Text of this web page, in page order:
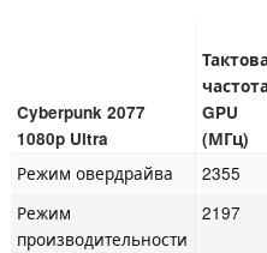
Cyberpunk 2077
1080p Ultra
GPU
(МГц)
Режим овердрайва 2355
Режим
производительности
2197